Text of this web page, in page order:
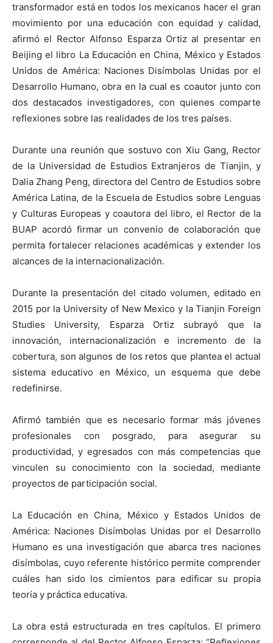
transformador está en todos los mexicanos hacer el gran
movimiento por una educación con equidad y calidad,
afirmó el Rector Alfonso Esparza Ortiz al presentar en
Beijing el libro La Educación en China, México y Estados
Unidos de América: Naciones Disímbolas Unidas por el
Desarrollo Humano, obra en la cual es coautor junto con
dos destacados investigadores, con quienes comparte
reflexiones sobre las realidades de los tres países.
Durante una reunión que sostuvo con Xiu Gang, Rector
de la Universidad de Estudios Extranjeros de Tianjin, y
Dalia Zhang Peng, directora del Centro de Estudios sobre
América Latina, de la Escuela de Estudios sobre Lenguas
y Culturas Europeas y coautora del libro, el Rector de la
BUAP acordó firmar un convenio de colaboración que
permita fortalecer relaciones académicas y extender los
alcances de la internacionalización.
Durante la presentación del citado volumen, editado en
2015 por la University of New Mexico y la Tianjin Foreign
Studies University, Esparza Ortiz subrayó que la
innovación, internacionalización e incremento de la
cobertura, son algunos de los retos que plantea el actual
sistema educativo en México, un esquema que debe
redefinirse.
Afirmó también que es necesario formar más jóvenes
profesionales con posgrado, para asegurar su
productividad, y egresados con más competencias que
vinculen su conocimiento con la sociedad, mediante
proyectos de participación social.
La Educación en China, México y Estados Unidos de
América: Naciones Disímbolas Unidas por el Desarrollo
Humano es una investigación que abarca tres naciones
disímbolas, cuyo referente histórico permite comprender
cuáles han sido los cimientos para edificar su propia
teoría y práctica educativa.
La obra está estructurada en tres capítulos. El primero